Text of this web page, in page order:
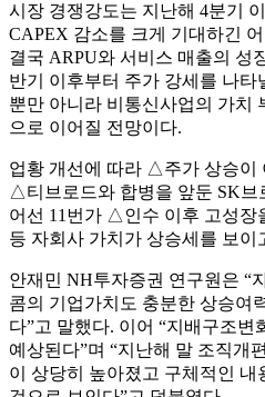
시장 경쟁강도는 지난해 4분기
CAPEX 감소를 크게 기대하긴
결국 ARPU와 서비스 매출의 성
반기 이후부터 주가 강세를 나타
뿐만 아니라 비통신사업의 가치
으로 이어질 전망이다.
업황 개선에 따라 △주가 상승이
△티브로드와 합병을 앞둔 SK
어선 11번가 △인수 이후 고성장
등 자회사 가치가 상승세를 보이
안재민 NH투자증권 연구원은 “
콤의 기업가치도 충분한 상승여
다”고 말했다. 이어 “지배구조변
예상된다”며 “지난해 말 조직개
이 상당히 높아졌고 구체적인